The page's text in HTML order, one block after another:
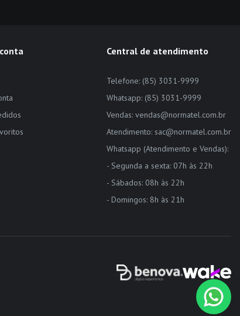
Central de atendimento
Telefone: (85) 3031-9999
Whatsapp: (85) 3031-9999
Vendas: vendas@normatel.com.br
Atendimento: sac@normatel.com.br
Whatsapp (Atendimento e Vendas):
- Segunda a sexta: 07h às 22h
- Sábados: 08h às 22h
- Domingos: 8h às 21h